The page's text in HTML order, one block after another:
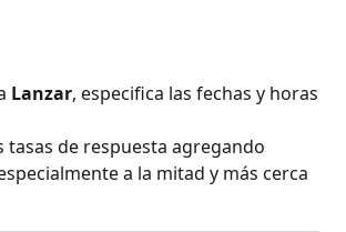
Lanzar, especifica las fechas y horas
tasas de respuesta agregando
a la mitad y más cerca